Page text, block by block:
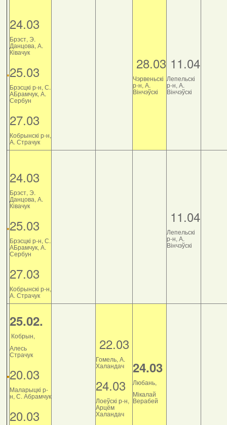
24.03
Брэст, Э.
Данцова, А.
Ківачук
25.03
Брэсцкі р-н, С.
АБрамчук, А.
Сербун
27.03
Кобрынскі р-н,
А. Страчук
28.03
Чэрвеньскі
р-н, А.
Вінчэўскі
11.04
Лепельскі
р-н, А.
Вінчэўскі
24.03
Брэст, Э.
Данцова, А.
Ківачук
25.03
Брэсцкі р-н, С.
АБрамчук, А.
Сербун
27.03
Кобрынскі р-н,
А. Страчук
11.04
Лепельскі
р-н, А.
Вінчэўскі
25.02.
Кобрын,
Алесь
Страчук
20.03
Маларыцкі р-
н, С. Абрамчук
20.03
22.03
Гомель, А.
Халандач
24.03
Лоеўскі р-н,
Арцём
Халандач
24.03
Любань,
Мікалай
Верабей